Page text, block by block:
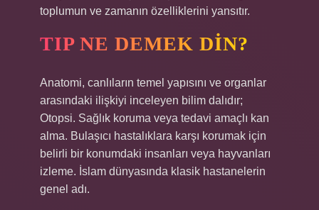
toplumun ve zamanın özelliklerini yansıtır.
TIP NE DEMEK DIN?
Anatomi, canlıların temel yapısını ve organlar
arasındaki ilişkiyi inceleyen bilim dalıdır;
Otopsi. Sağlık koruma veya tedavi amaçlı kan
alma. Bulaşıcı hastalıklara karşı korumak için
belirli bir konumdaki insanları veya hayvanları
izleme. İslam dünyasında klasik hastanelerin
genel adı.